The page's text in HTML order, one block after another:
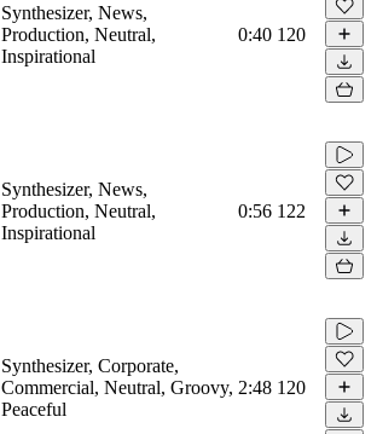
Synthesizer, News,
Production, Neutral,
Inspirational
0:40 120
Synthesizer, News,
Production, Neutral,
Inspirational
0:56 122
Synthesizer, Corporate,
Commercial, Neutral, Groovy,
Peaceful
2:48 120